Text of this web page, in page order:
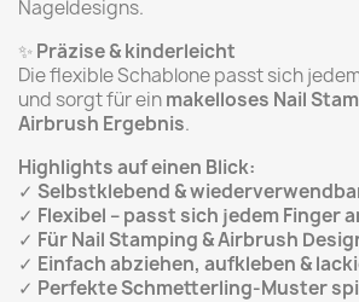
Nageldesigns.
✨Präzise & kinderleicht
Die flexible Schablone passt sich
und sorgt für einmakelloses Nail
Airbrush Ergebnis.
Highlights auf einen Blick:
✓ Selbstklebend &
✓ Flexibel – passt sich jedem Finger
✓ Für Nail Stamping & Airbrush
✓ Einfach abziehen, aufkleben &
✓ Perfekte Schmetterling-Muster